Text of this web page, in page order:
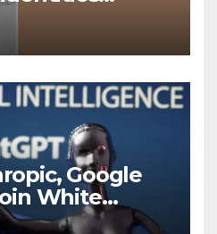
tests:
Google
White
meeting